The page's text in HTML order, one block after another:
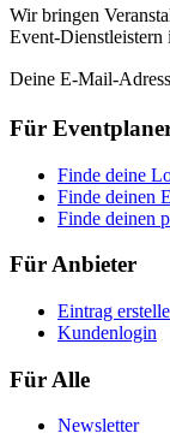
Wir bringen
Event-Dienstleistern
Deine E-Mail-
Für
Finde deine
Finde deinen
Finde deinen
Für Anbieter
Eintrag
Kundenlogin
Für Alle
Newsletter